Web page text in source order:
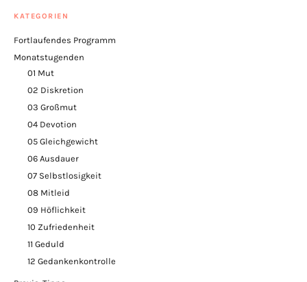
KATEGORIEN
Fortlaufendes Programm
Monatstugenden
01 Mut
02 Diskretion
03 Großmut
04 Devotion
05 Gleichgewicht
06 Ausdauer
07 Selbstlosigkeit
08 Mitleid
09 Höflichkeit
10 Zufriedenheit
11 Geduld
12 Gedankenkontrolle